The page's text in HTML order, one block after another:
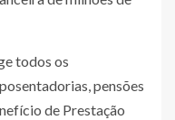
todos os
pensões
de Prestação